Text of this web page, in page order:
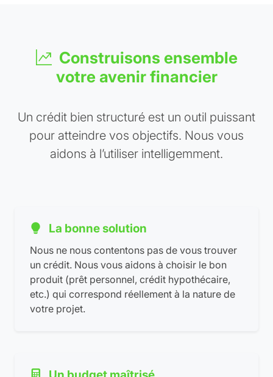
Construisons ensemble
votre avenir financier
Un crédit bien structuré est un outil puissant
pour atteindre vos objectifs. Nous vous
aidons à l’utiliser intelligemment.
La bonne solution
Nous ne nous contentons pas de vous trouver
un crédit. Nous vous aidons à choisir le bon
produit (prêt personnel, crédit hypothécaire,
etc.) qui correspond réellement à la nature de
votre projet.